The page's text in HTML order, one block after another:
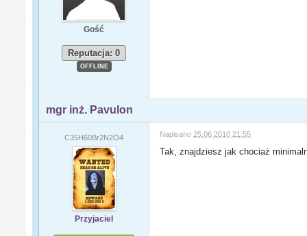
Gość
Reputacja: 0
OFFLINE
mgr inż. Pavulon
C35H60Br2N2O4
Przyjaciel
Napisano 25.06.2010 21:55
Tak, znajdziesz jak chociaż